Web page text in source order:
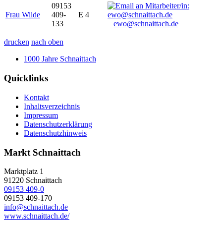
Frau Wilde
09153
409-
133
E 4
ewo@schnaittach.de
drucken nach oben
1000 Jahre Schnaittach
Quicklinks
Kontakt
Inhaltsverzeichnis
Impressum
Datenschutzerklärung
Datenschutzhinweis
Markt Schnaittach
Marktplatz 1
91220 Schnaittach
09153 409-0
09153 409-170
info@schnaittach.de
www.schnaittach.de/